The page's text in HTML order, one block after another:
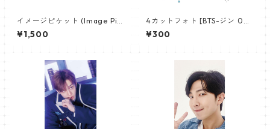
イメージピケット (Image Pic
ket) うちわ - ジョングク (JU
NGKOOK_19)
¥1,500
4カットフォト [BTS-ジン 02]
4CUT PHOTO BTS-JIN 02
¥300